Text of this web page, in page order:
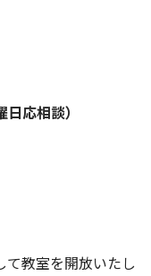
相談）
て教室を開放いたし